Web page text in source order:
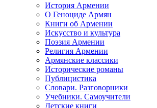
История Армении
О Геноциде Армян
Книги об Армении
Иcкусство и культура
Поэзия Армении
Религия Армении
Армянские классики
Исторические романы
Публицистика
Словари. Разговорники
Учебники. Самоучители
Детские книги